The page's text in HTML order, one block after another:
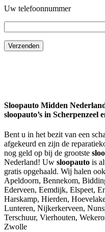
Uw telefoonnummer
Sloopauto Midden
sloopauto’s in Scherpenzeel
Bent u in het bezit van een
afgekeurd en zijn de
nog geld op bij de grootste
Nederland! Uw sloopauto is
gratis opgehaald. Wij halen
Apeldoorn, Bennekom,
Ederveen, Eemdijk, Elspeet,
Harskamp, Hierden,
Lunteren, Nijkerkerveen,
Terschuur, Vierhouten,
Zwolle